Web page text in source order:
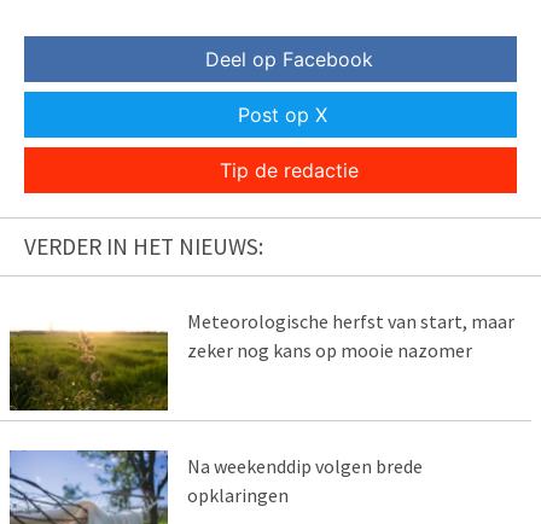
Deel op Facebook
Post op X
Tip de redactie
VERDER IN HET NIEUWS:
Meteorologische herfst van start, maar
zeker nog kans op mooie nazomer
Na weekenddip volgen brede
opklaringen